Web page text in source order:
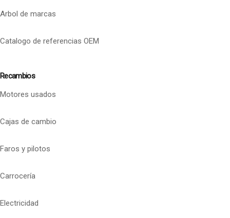
Arbol de marcas
Catalogo de referencias OEM
Recambios
Motores usados
Cajas de cambio
Faros y pilotos
Carrocería
Electricidad